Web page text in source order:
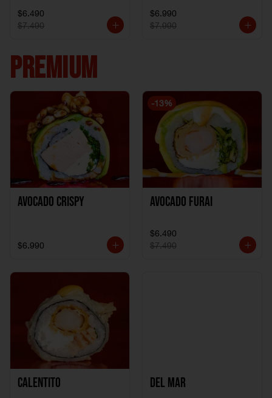
$6.490
$7.490
$6.990
$7.990
PREMIUM
Avocado Crispy
$6.990
-13%
Avocado Furai
$6.490
$7.490
Calentito Del Mar